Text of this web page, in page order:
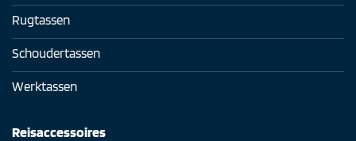
Rugtassen
Schoudertassen
Werktassen
Reisaccessoires